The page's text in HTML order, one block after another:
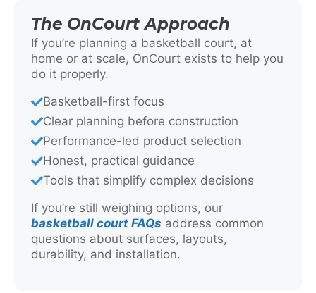
The OnCourt Approach
If you’re planning a basketball court, at
home or at scale, OnCourt exists to help you
do it properly.
Basketball-first focus
Clear planning before construction
Performance-led product selection
Honest, practical guidance
Tools that simplify complex decisions
If you’re still weighing options, our
basketball court FAQs address common
questions about surfaces, layouts,
durability, and installation.